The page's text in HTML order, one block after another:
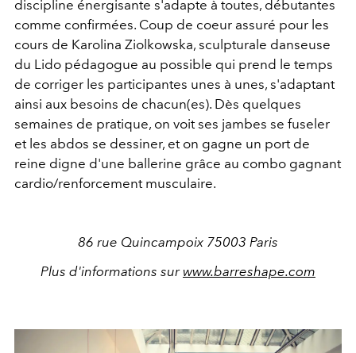
discipline énergisante s'adapte à toutes, débutantes
comme confirmées. Coup de coeur assuré pour les
cours de Karolina Ziolkowska, sculpturale danseuse
du Lido pédagogue au possible qui prend le temps
de corriger les participantes unes à unes, s'adaptant
ainsi aux besoins de chacun(es). Dès quelques
semaines de pratique, on voit ses jambes se fuseler
et les abdos se dessiner, et on gagne un port de
reine digne d'une ballerine grâce au combo gagnant
cardio/renforcement musculaire.
86 rue Quincampoix 75003 Paris
Plus d'informations sur www.barreshape.com